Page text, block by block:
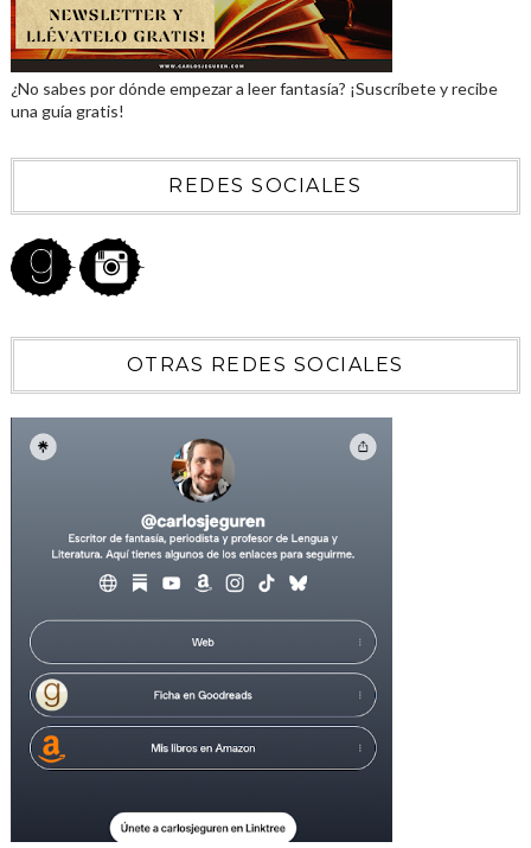
¿No sabes por dónde empezar a leer fantasía? ¡Suscríbete y recibe
una guía gratis!
REDES SOCIALES
OTRAS REDES SOCIALES